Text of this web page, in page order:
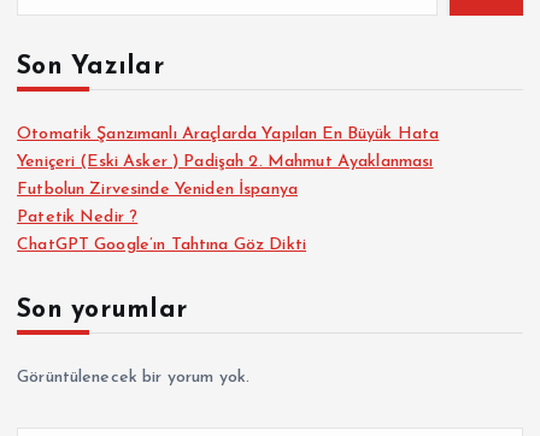
Son Yazılar
Otomatik Şanzımanlı Araçlarda Yapılan En Büyük Hata
Yeniçeri (Eski Asker ) Padişah 2. Mahmut Ayaklanması
Futbolun Zirvesinde Yeniden İspanya
Patetik Nedir ?
ChatGPT Google’ın Tahtına Göz Dikti
Son yorumlar
Görüntülenecek bir yorum yok.